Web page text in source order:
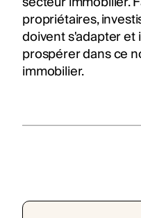
propriétaires,
doivent s'adapter
prospérer dans ce
immobilier.